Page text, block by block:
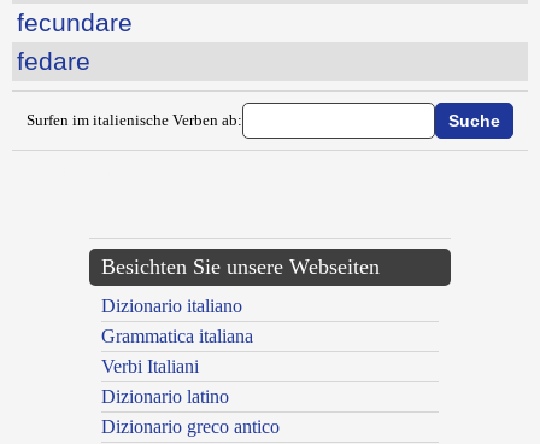
fecundare
fedare
Surfen im italienische Verben ab:
Besichten Sie unsere Webseiten
Dizionario italiano
Grammatica italiana
Verbi Italiani
Dizionario latino
Dizionario greco antico